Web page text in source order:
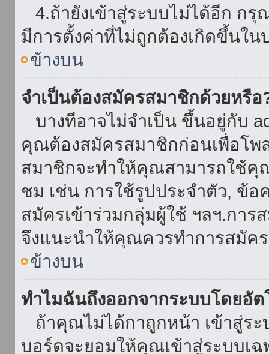
4.ถ้ายังเข้าสู่ระบบไม่ได้อีก กรุ
มีการตั้งค่าที่ไม่ถูกต้องเกิดขึ้นใน
ข้างบน
จำเป็นต้องสมัครสมาชิกด้วยหรือ
บางทีอาจไม่จำเป็น ขึ้นอยู่กับ
คุณต้องสมัครสมาชิกก่อนเพื่อโพ
สมาชิกจะทำให้คุณสามารถใช้คุ
ชม เช่น การใช้รูปประจำตัว, ข้อ
สมัครเข้าร่วมกลุ่มผู้ใช้ ฯลฯ.การ
จึงแนะนำให้คุณควรทำการสมัค
ข้างบน
ทำไมฉันถึงออกจากระบบโดยอั
ถ้าคุณไม่ได้กาถูกหน้า เข้าสู่ร
บอร์ดจะยอมให้คุณเข้าสู่ระบบเ